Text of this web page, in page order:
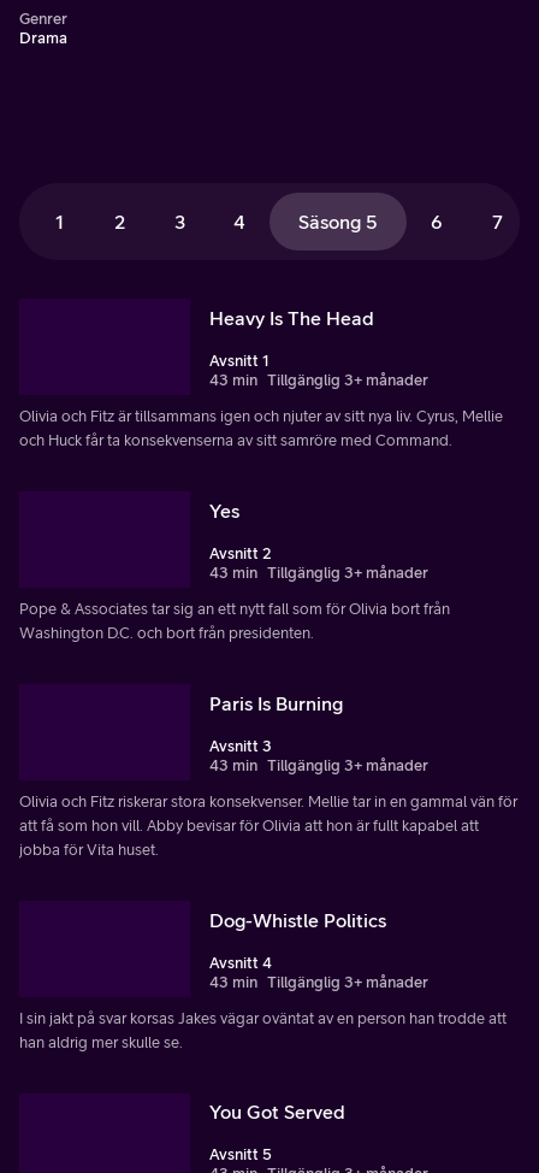
Genrer
Drama
1 2 3 4 Säsong 5 6 7
Heavy Is The Head
Avsnitt 1
43 min Tillgänglig 3+ månader
Olivia och Fitz är tillsammans igen och njuter av sitt nya liv. Cyrus, Mellie
och Huck får ta konsekvenserna av sitt samröre med Command.
Yes
Avsnitt 2
43 min Tillgänglig 3+ månader
Pope & Associates tar sig an ett nytt fall som för Olivia bort från
Washington D.C. och bort från presidenten.
Paris Is Burning
Avsnitt 3
43 min Tillgänglig 3+ månader
Olivia och Fitz riskerar stora konsekvenser. Mellie tar in en gammal vän för
att få som hon vill. Abby bevisar för Olivia att hon är fullt kapabel att
jobba för Vita huset.
Dog-Whistle Politics
Avsnitt 4
43 min Tillgänglig 3+ månader
I sin jakt på svar korsas Jakes vägar oväntat av en person han trodde att
han aldrig mer skulle se.
You Got Served
Avsnitt 5